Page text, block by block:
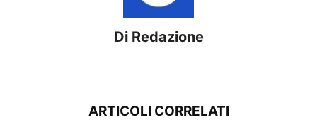
Di Redazione
ARTICOLI CORRELATI